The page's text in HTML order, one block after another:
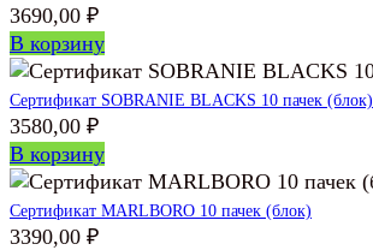
3690,00 ₽
В корзину
Сертификат SOBRANIE BLACKS 10 пачек (блок)
3580,00 ₽
В корзину
Сертификат MARLBORO 10 пачек (блок)
3390,00 ₽